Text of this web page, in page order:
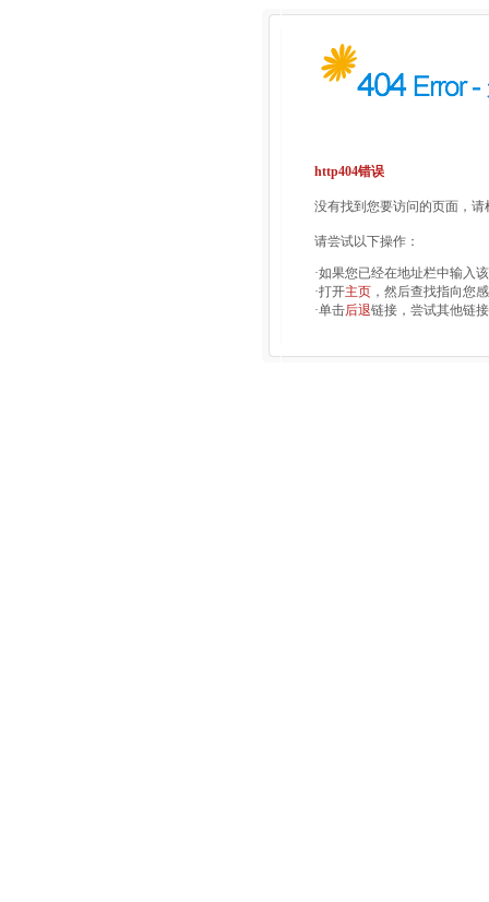
http404错误
没有找到您要访问的页面，
请尝试以下操作：
·如果您已经在地址栏中输入
·打开主页 ，然后查找指向您
·单击后退链接，尝试其他链